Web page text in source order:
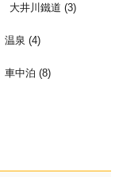
大井川鐵道 (3)
温泉 (4)
車中泊 (8)